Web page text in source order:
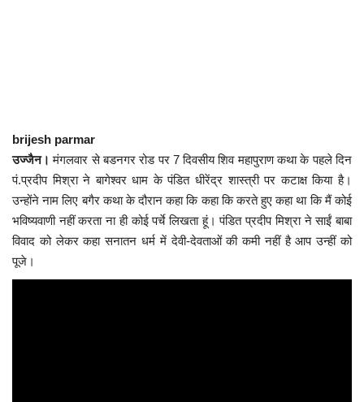
राशिफल
संपर्क
brijesh parmar
उज्जैन। मंगलवार से बडनगर रोड पर 7 दिवसीय शिव महापुराण कथा के पहले दिन
पं.प्रदीप मिश्रा ने बागेश्वर धाम के पंडित धीरेंद्र शास्त्री पर कटाक्ष किया है।
उन्होंने नाम लिए बगैर कथा के दौरान कहा कि कहा कि करते हुए कहा था कि मैं कोई
भविष्यवाणी नहीं करता ना ही कोई पर्चे लिखता हूं। पंडित प्रदीप मिश्रा ने साईं बाबा
विवाद को लेकर कहा सनातन धर्म में देवी-देवताओं की कमी नहीं है आप उन्हीं को
पूजे।